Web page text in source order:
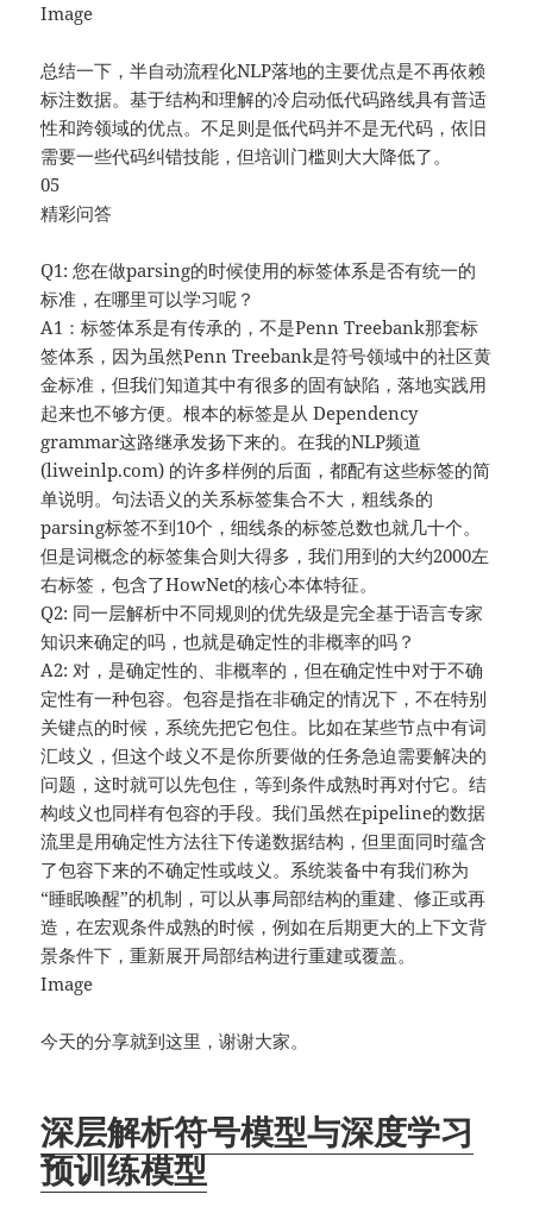
Image
总结一下，半自动流程化NLP落地的主要优点是不再依赖
标注数据。基于结构和理解的冷启动低代码路线具有普适
性和跨领域的优点。不足则是低代码并不是无代码，依旧
需要一些代码纠错技能，但培训门槛则大大降低了。
05
精彩问答
Q1: 您在做parsing的时候使用的标签体系是否有统一的
标准，在哪里可以学习呢？
A1：标签体系是有传承的，不是Penn Treebank那套标
签体系，因为虽然Penn Treebank是符号领域中的社区黄
金标准，但我们知道其中有很多的固有缺陷，落地实践用
起来也不够方便。根本的标签是从 Dependency
grammar这路继承发扬下来的。在我的NLP频道
(liweinlp.com) 的许多样例的后面，都配有这些标签的简
单说明。句法语义的关系标签集合不大，粗线条的
parsing标签不到10个，细线条的标签总数也就几十个。
但是词概念的标签集合则大得多，我们用到的大约2000左
右标签，包含了HowNet的核心本体特征。
Q2: 同一层解析中不同规则的优先级是完全基于语言专家
知识来确定的吗，也就是确定性的非概率的吗？
A2: 对，是确定性的、非概率的，但在确定性中对于不确
定性有⼀种包容。包容是指在非确定的情况下，不在特别
关键点的时候，系统先把它包住。⽐如在某些节点中有词
汇歧义，但这个歧义不是你所要做的任务急迫需要解决的
问题，这时就可以先包住，等到条件成熟时再对付它。结
构歧义也同样有包容的手段。我们虽然在pipeline的数据
流里是用确定性方法往下传递数据结构，但里面同时蕴含
了包容下来的不确定性或歧义。系统装备中有我们称为
“睡眠唤醒”的机制，可以从事局部结构的重建、修正或再
造，在宏观条件成熟的时候，例如在后期更大的上下文背
景条件下，重新展开局部结构进行重建或覆盖。
Image
今天的分享就到这里，谢谢大家。
深层解析符号模型与深度学习
预训练模型